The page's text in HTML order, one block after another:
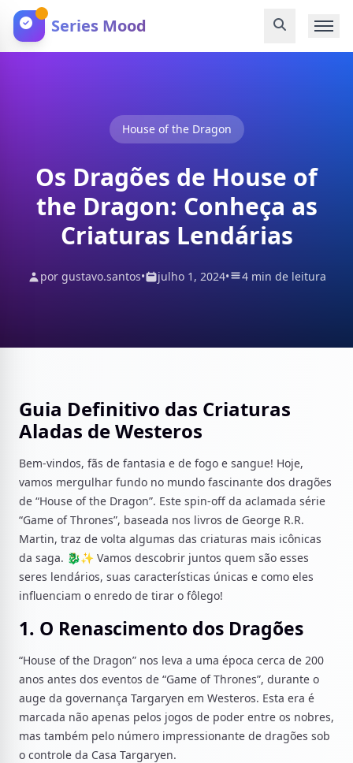
Series Mood
House of the Dragon
Os Dragões de House of
the Dragon: Conheça as
Criaturas Lendárias
por gustavo.santos• julho 1, 2024• 4 min de leitura
Guia Definitivo das Criaturas
Aladas de Westeros
Bem-vindos, fãs de fantasia e de fogo e sangue! Hoje,
vamos mergulhar fundo no mundo fascinante dos dragões
de “House of the Dragon”. Este spin-off da aclamada série
“Game of Thrones”, baseada nos livros de George R.R.
Martin, traz de volta algumas das criaturas mais icônicas
da saga. 🐉✨ Vamos descobrir juntos quem são esses
seres lendários, suas características únicas e como eles
influenciam o enredo de tirar o fôlego!
1. O Renascimento dos Dragões
“House of the Dragon” nos leva a uma época cerca de 200
anos antes dos eventos de “Game of Thrones”, durante o
auge da governança Targaryen em Westeros. Esta era é
marcada não apenas pelos jogos de poder entre os nobres,
mas também pelo número impressionante de dragões sob
o controle da Casa Targaryen.